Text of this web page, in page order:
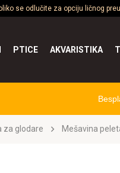
se odlučite za opciju ličnog
PTICE AKVARISTIKA
za glodare Mešavina